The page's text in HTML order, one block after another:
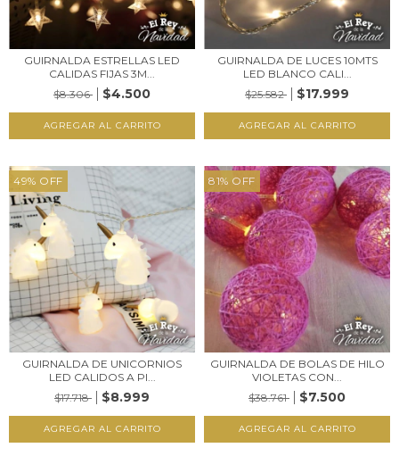
GUIRNALDA ESTRELLAS LED
CALIDAS FIJAS 3M...
$8.306
$4.500
GUIRNALDA DE LUCES 10MTS
LED BLANCO CALI...
$25.582
$17.999
49% OFF
GUIRNALDA DE UNICORNIOS
LED CALIDOS A PI...
$17.718
$8.999
81% OFF
GUIRNALDA DE BOLAS DE HILO
VIOLETAS CON...
$38.761
$7.500